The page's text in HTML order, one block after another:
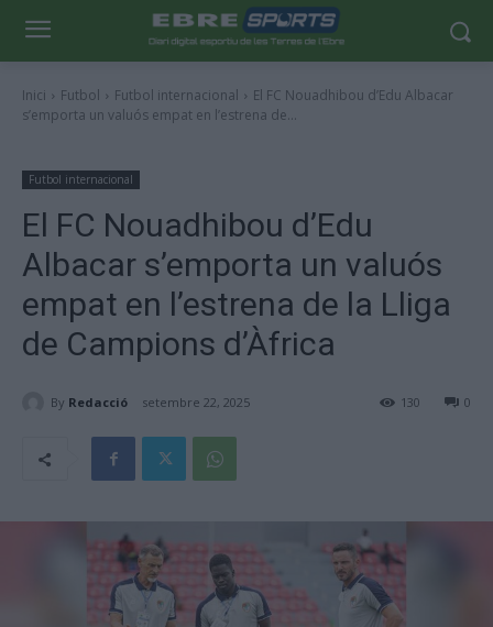
Inici Futbol Futbol internacional
El FC Nouadhibou d’Edu Albacar
s’emporta un valuós empat en l’estrena de...
Futbol internacional
El FC Nouadhibou d’Edu
Albacar s’emporta un valuós
empat en l’estrena de la Lliga
de Campions d’Àfrica
By Redacció setembre 22, 2025 0
130